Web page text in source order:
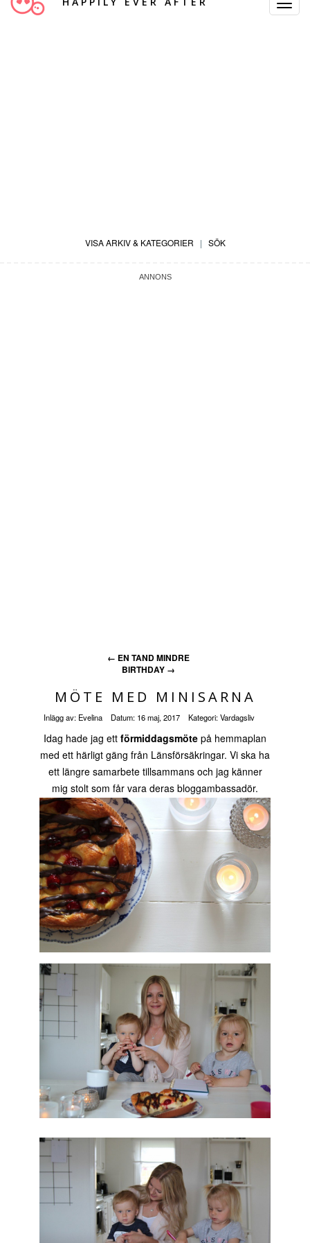
Toggle
VISA ARKIV & KATEGORIER | SÖK
← EN TAND MINDRE
BIRTHDAY →
MÖTE MED MINISARNA
Inlägg av: Evelina Datum: 16 maj, 2017 Kategori:Vardagsliv
Idag hade jag ett förmiddagsmöte på hemmaplan
med ett härligt gäng från Länsförsäkringar. Vi ska ha
ett längre samarbete tillsammans och jag känner
mig stolt som får vara deras bloggambassadör.